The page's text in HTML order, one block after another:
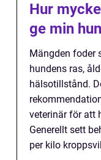
Hur
ge min
Mängden foder
hundens ras,
hälsotillstånd.
veterinär för att
Generellt sett
per kilo